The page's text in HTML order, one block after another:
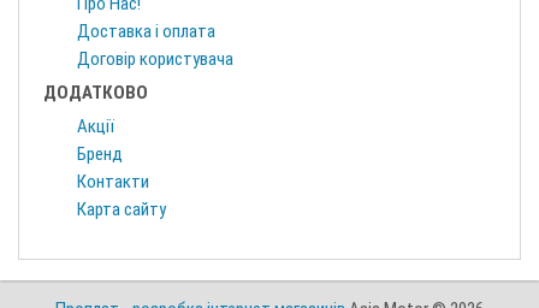
Доставка і оплата
Договір користувача
ДОДАТКОВО
Акції
Бренд
Контакти
Карта сайту